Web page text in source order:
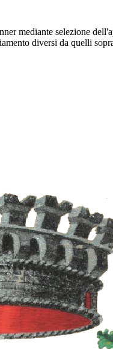
mediante selezione
diversi da quelli